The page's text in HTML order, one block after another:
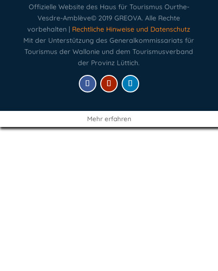
Offizielle Website des Haus für Tourismus Ourthe-
Vesdre-Amblève© 2019 GREOVA. Alle Rechte
vorbehalten | Rechtliche Hinweise und Datenschutz
Mit der Unterstützung des Generalkommissariats für
Tourismus der Wallonie und dem Tourismusverband
der Provinz Lüttich.
Mehr erfahren